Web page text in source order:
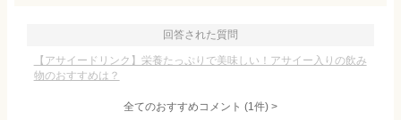
回答された質問
【アサイードリンク】栄養たっぷりで美味しい！アサイー入りの飲み
物のおすすめは？
全てのおすすめコメント (1件) >